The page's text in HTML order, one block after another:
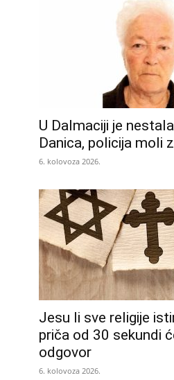
U Dalmaciji je
Danica, policija moli
6. kolovoza 2026.
Jesu li sve religije
priča od 30 sekundi
odgovor
6. kolovoza 2026.